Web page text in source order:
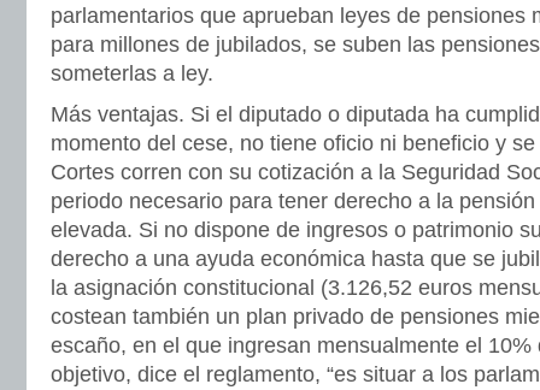
parlamentarios que aprueban leyes de pensiones
para millones de jubilados, se suben las
someterlas a ley.
Más ventajas. Si el diputado o diputada ha
momento del cese, no tiene oficio ni beneficio y
Cortes corren con su cotización a la Seguridad
periodo necesario para tener derecho a la
elevada. Si no dispone de ingresos o patrimonio
derecho a una ayuda económica hasta que se
la asignación constitucional (3.126,52 euros
costean también un plan privado de pensiones
escaño, en el que ingresan mensualmente el
objetivo, dice el reglamento, “es situar a los